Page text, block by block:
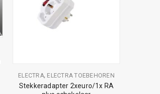
ELECTRA, ELECTRA TOEBEHOREN
Stekkeradapter 2xeuro/1x RA